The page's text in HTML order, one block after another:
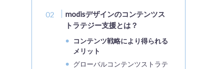
modisデザインのコンテンツス
トラテジー支援とは？
コンテンツ戦略により得られる
メリット
グローバルコンテンツストラテ